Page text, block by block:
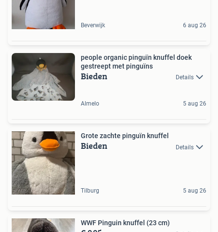
Beverwijk 6 aug 26
people organic pinguïn knuffel doek
gestreept met pinguïns
Bieden Details
Almelo 5 aug 26
Grote zachte pinguïn knuffel
Bieden Details
Tilburg 5 aug 26
WWF Pinguin knuffel (23 cm)